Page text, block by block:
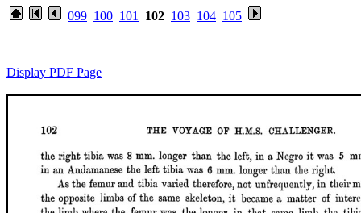
099 100 101 102 103 104 105
Display PDF Page